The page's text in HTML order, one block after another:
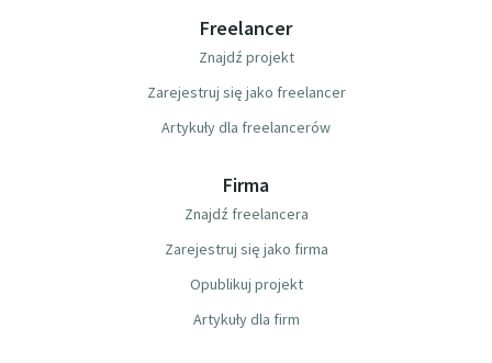
Freelancer
Znajdź projekt
Zarejestruj się jako freelancer
Artykuły dla freelancerów
Firma
Znajdź freelancera
Zarejestruj się jako firma
Opublikuj projekt
Artykuły dla firm